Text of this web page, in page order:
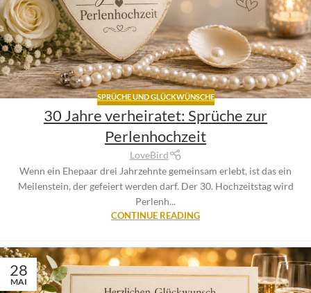
SPRÜCHE UND GLÜCKWÜNSCHE
30 Jahre verheiratet: Sprüche zur
Perlenhochzeit
LoveBird
Wenn ein Ehepaar drei Jahrzehnte gemeinsam erlebt, ist das ein
Meilenstein, der gefeiert werden darf. Der 30. Hochzeitstag wird
Perlenh...
CONTINUE READING
28
MAI